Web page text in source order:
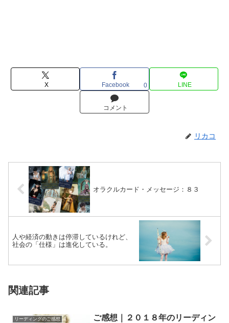
X Facebook 0 LINE
コメント
リカコ
オラクルカード・メッセージ：８３
人や経済の動きは停滞しているけれど、
社会の「仕様」は進化している。
関連記事
リーディングのご感想
ご感想｜２０１８年のリーディン